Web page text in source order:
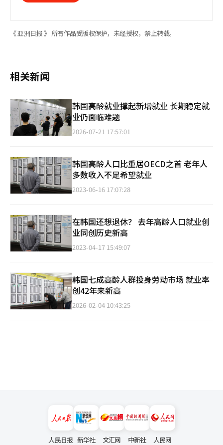
《 亚洲日报 》 所有作品受版权保护，未经授权，禁止转载。
相关新闻
韩国高龄就业撑起新增就业 长期稳定就
业仍面临难题
2026-07-21 17:57:01
韩国高龄人口比重居OECD之首 老年人
多数收入不足希望就业
2023-06-16 17:07:28
在韩国还想退休？ 去年高龄人口就业创
业同创历史新高
2023-04-17 15:49:07
韩国七成高龄人群投身劳动市场 就业率
创42年来新高
2026-02-04 10:43:25
人民日报 新华社 文汇网 中新社 人民网